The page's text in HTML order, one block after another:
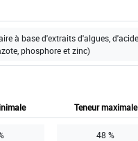
à base d'extraits d'algues,
phosphore et zinc)
Teneur maximale
48 %